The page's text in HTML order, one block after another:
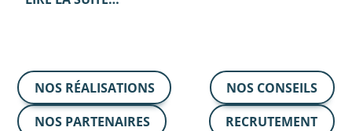
NOS RÉALISATIONS
NOS CONSEILS
NOS PARTENAIRES
RECRUTEMENT